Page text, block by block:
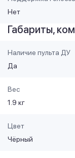
Нет
Габариты,
Наличие пульта ДУ
Да
Вес
1.9 кг
Цвет
Чёрный